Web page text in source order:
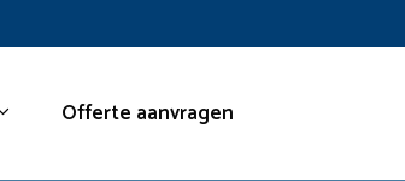
Offerte aanvragen